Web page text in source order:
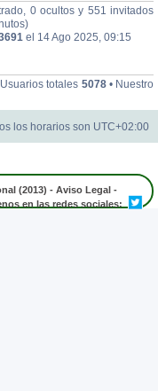
0 ocultos y 551 invitados
el 14 Ago 2025, 09:15
totales 5078• Nuestro
los horarios son UTC+02:00
(2013) - Aviso Legal -
en las redes sociales: